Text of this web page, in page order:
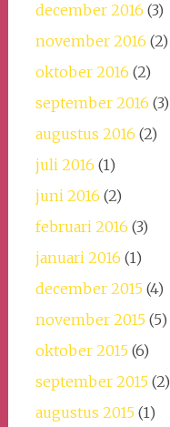
december 2016 (3)
november 2016 (2)
oktober 2016 (2)
september 2016 (3)
augustus 2016 (2)
juli 2016 (1)
juni 2016 (2)
februari 2016 (3)
januari 2016 (1)
december 2015(4)
november 2015(5)
oktober 2015(6)
september 2015(2)
augustus 2015(1)